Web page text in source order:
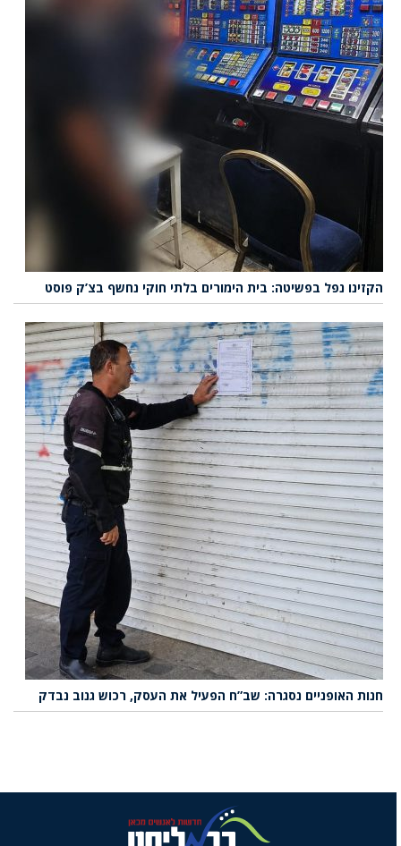
הקזינו נפל בפשיטה: בית הימורים בלתי חוקי נחשף בצ’ק פוסט
חנות האופניים נסגרה: שב”ח הפעיל את העסק, רכוש גנוב נבדק